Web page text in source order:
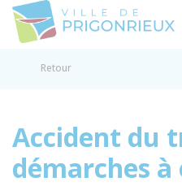
Retour
Accident du
démarches